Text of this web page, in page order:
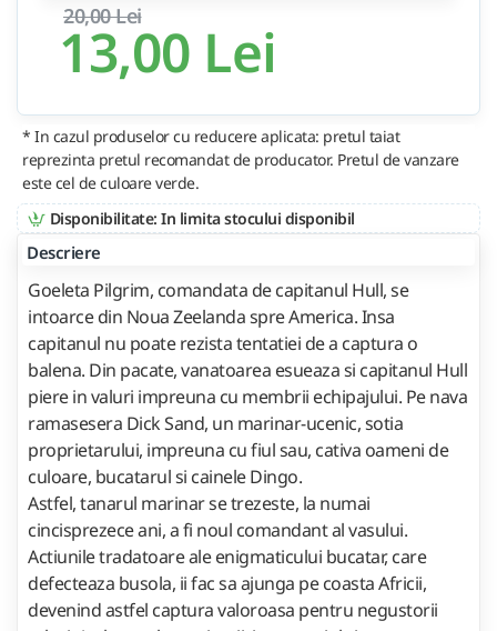
13,00 Lei
20,00 Lei
* In cazul produselor cu reducere aplicata: pretul taiat
reprezinta pretul recomandat de producator. Pretul de vanzare
este cel de culoare verde.
Disponibilitate: In limita stocului disponibil
Descriere
Goeleta Pilgrim, comandata de capitanul Hull, se
intoarce din Noua Zeelanda spre America. Insa
capitanul nu poate rezista tentatiei de a captura o
balena. Din pacate, vanatoarea esueaza si capitanul Hull
piere in valuri impreuna cu membrii echipajului. Pe nava
ramasesera Dick Sand, un marinar-ucenic, sotia
proprietarului, impreuna cu fiul sau, cativa oameni de
culoare, bucatarul si cainele Dingo.
Astfel, tanarul marinar se trezeste, la numai
cincisprezece ani, a fi noul comandant al vasului.
Actiunile tradatoare ale enigmaticului bucatar, care
defecteaza busola, ii fac sa ajunga pe coasta Africii,
devenind astfel captura valoroasa pentru negustorii